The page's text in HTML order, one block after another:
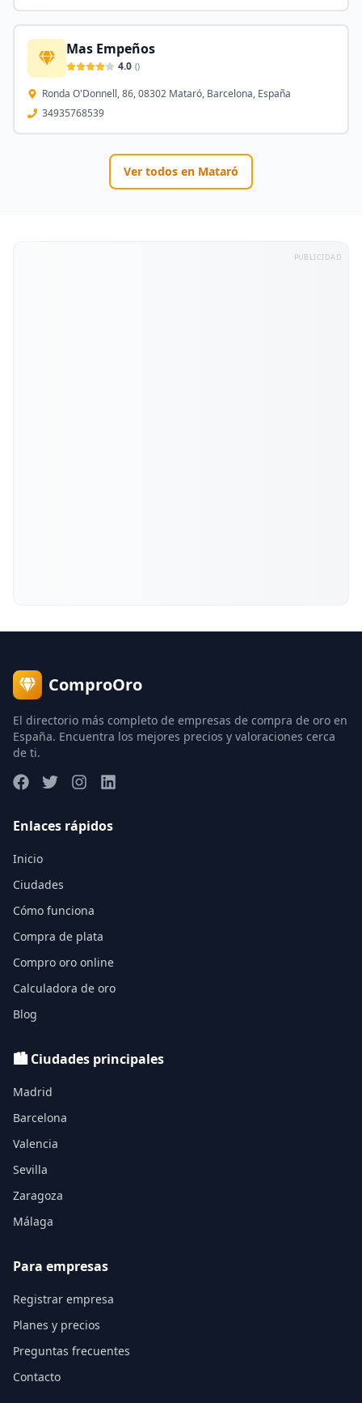
Mas Empeños
4.0 ()
Ronda O'Donnell, 86, 08302 Mataró, Barcelona, España
34935768539
Ver todos en Mataró
PUBLICIDAD
ComproOro
El directorio más completo de empresas de compra de oro en
España. Encuentra los mejores precios y valoraciones cerca
de ti.
Enlaces rápidos
Inicio
Ciudades
Cómo funciona
Compra de plata
Compro oro online
Calculadora de oro
Blog
🏙️ Ciudades principales
Madrid
Barcelona
Valencia
Sevilla
Zaragoza
Málaga
Para empresas
Registrar empresa
Planes y precios
Preguntas frecuentes
Contacto